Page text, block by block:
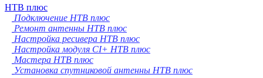
НТВ плюс
Подключение НТВ плюс
Ремонт антенны НТВ плюс
Настройка ресивера НТВ плюс
Настройка модуля CI+ НТВ плюс
Мастера НТВ плюс
Установка спутниковой антенны НТВ плюс